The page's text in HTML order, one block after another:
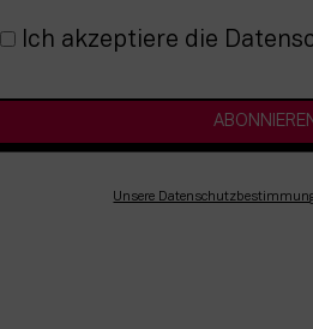
Ich akzeptiere die
Unsere